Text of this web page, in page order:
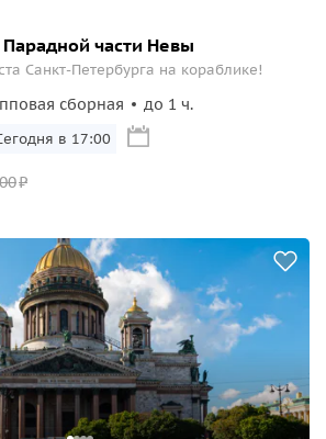
части Невы
Санкт-Петербурга на кораблике!
сборная до 1 ч.
в 17:00
₽